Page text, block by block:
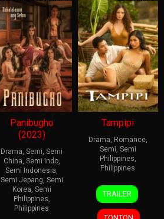
Panibugho
(2023)
Drama,Semi,Semi
China, Semi Indo,
Semi Indonesia,
Semi Jepang, Semi
Korea, Semi
Philippines,
Philippines
Tampipi
Drama, Romance,
Semi, Semi
Philippines,
Philippines
20
Apr
2025
Bobby
Bonifacio
TRAILER